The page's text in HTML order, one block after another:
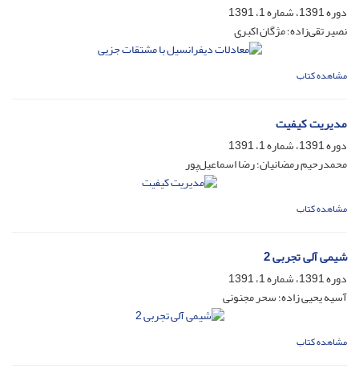
دوره 1391، شماره 1، 1391
نصیر تقی‌زاده؛ مژگان اکبری
مشاهده کتاب
مدیریت کیفیت
دوره 1391، شماره 1، 1391
محمدرحیم رمضانیان؛ رضا اسماعیل‌پور
مشاهده کتاب
شیمی آلی تجربی 2
دوره 1391، شماره 1، 1391
آسیه یحیی زاده؛ سحر مجنونی
مشاهده کتاب